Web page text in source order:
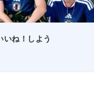
いね！しよう